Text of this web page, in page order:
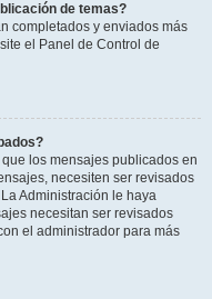
de temas?
completados y enviados más
el Panel de Control de
los mensajes publicados en
necesiten ser revisados
Administración le haya
necesitan ser revisados
el administrador para más